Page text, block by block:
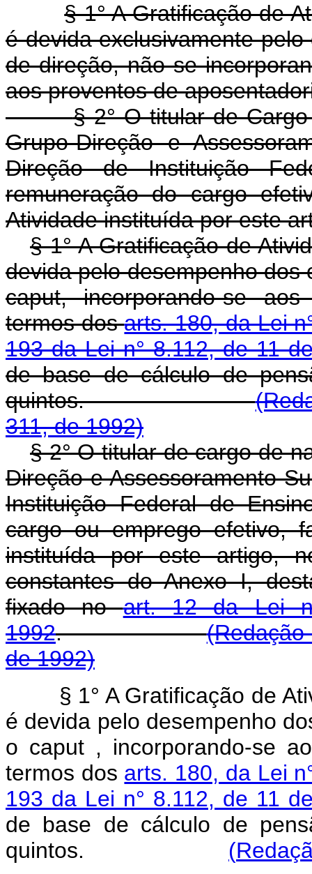
§ 1° A Gratificação de
é devida exclusivamente
de direção, não se
aos proventos de
§ 2° O titular de
Grupo-Direção e
Direção de Instituição
remuneração do cargo
Atividade instituída por este
§ 1° A Gratificação de
devida pelo desempenho
caput, incorporando-se
termos dosarts. 180, da Lei
193 da Lei n° 8.112, de 11
de base de cálculo de
quintos.
311, de 1992)
§ 2° O titular de cargo de
Direção e Assessoramento
Instituição Federal de
cargo ou emprego efetivo,
instituída por este artigo,
constantes do Anexo I,
fixado noart. 12 da Lei
1992.(Redação
de 1992)
§ 1° A Gratificação de
é devida pelo desempenho
o caput , incorporando-se
termos dos arts. 180, da Lei
193 da Lei n° 8.112, de 11
de base de cálculo de
quintos. (